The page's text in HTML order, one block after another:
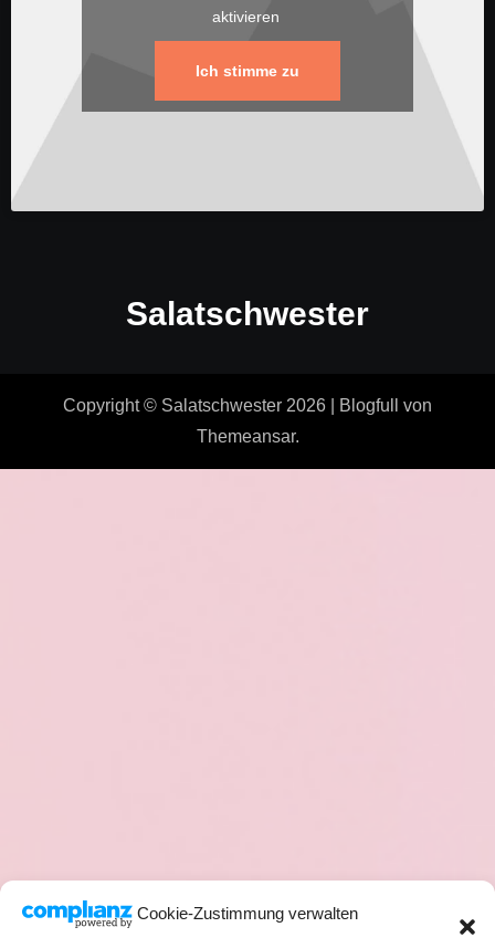
Cookie-Zustimmung verwalten
aktivieren
Ich stimme zu
Salatschwester
Copyright © Salatschwester 2026 Blogfull
von
Themeansar.